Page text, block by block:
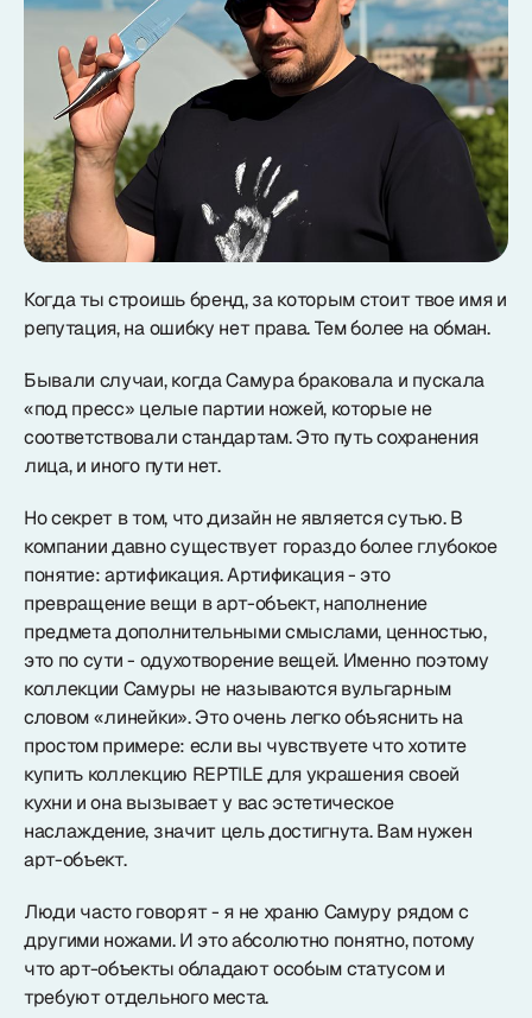
Когда ты строишь бренд, за которым стоит твое имя и
репутация, на ошибку нет права. Тем более на обман.
Бывали случаи, когда Самура браковала и пускала
«под пресс» целые партии ножей, которые не
соответствовали стандартам. Это путь сохранения
лица, и иного пути нет.
Но секрет в том, что дизайн не является сутью. В
компании давно существует гораздо более глубокое
понятие: артификация. Артификация - это
превращение вещи в арт-объект, наполнение
предмета дополнительными смыслами, ценностью,
это по сути - одухотворение вещей. Именно поэтому
коллекции Самуры не называются вульгарным
словом «линейки». Это очень легко объяснить на
простом примере: если вы чувствуете что хотите
купить коллекцию REPTILE для украшения своей
кухни и она вызывает у вас эстетическое
наслаждение, значит цель достигнута. Вам нужен
арт-объект.
Люди часто говорят - я не храню Самуру рядом с
другими ножами. И это абсолютно понятно, потому
что арт-объекты обладают особым статусом и
требуют отдельного места.